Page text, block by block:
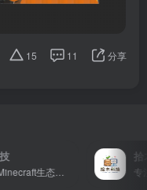
15 11 分享
专注于Minecraft生态建设
拾